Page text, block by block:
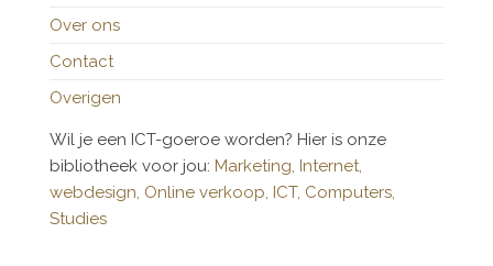
Over ons
Contact
Overigen
Wil je een ICT-goeroe worden? Hier is onze
bibliotheek voor jou: Marketing, Internet,
webdesign, Online verkoop, ICT, Computers,
Studies